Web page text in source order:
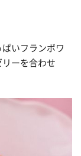
いフランボワ
ーを合わせ